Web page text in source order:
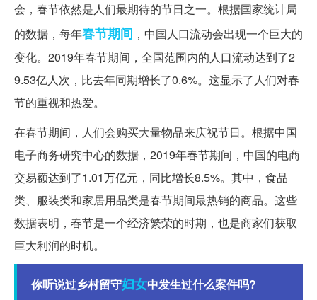
会，春节依然是人们最期待的节日之一。根据国家统计局
的数据，每年春节期间 ，中国人口流动会出现一个巨大的
变化。2019年春节期间，全国范围内的人口流动达到了2
9.53亿人次，比去年同期增长了0.6%。这显示了人们对春
节的重视和热爱。
在春节期间，人们会购买大量物品来庆祝节日。根据中国
电子商务研究中心的数据，2019年春节期间，中国的电商
交易额达到了1.01万亿元，同比增长8.5%。其中，食品
类、服装类和家居用品类是春节期间最热销的商品。这些
数据表明，春节是一个经济繁荣的时期，也是商家们获取
巨大利润的时机。
你听说过乡村留守妇女中发生过什么案件吗?